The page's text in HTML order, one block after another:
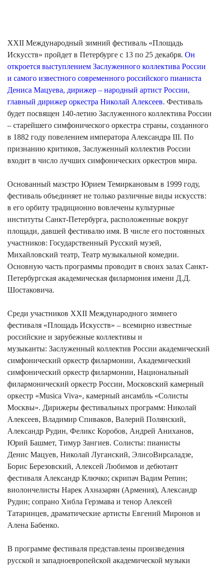
XXII Международный зимний фестиваль «Площадь
Искусств» пройдет в Петербурге с 13 по 25 декабря. Он
откроется выступлением Заслуженного коллектива России
и самого известного современного российского пианиста
Дениса Мацуева, дирижер – народный артист России,
главный дирижер оркестра Николай Алексеев. Фестиваль
будет посвящен 140-летию Заслуженного коллектива России
– старейшего симфонического оркестра страны, созданного
в 1882 году повелением императора Александра III. По
признанию критиков, Заслуженный коллектив России
входит в число лучших симфонических оркестров мира.
Основанный маэстро Юрием Темиркановым в 1999 году,
фестиваль объединяет не только различные виды искусств:
в его орбиту традиционно вовлечены культурные
институты Санкт-Петербурга, расположенные вокруг
площади, давшей фестивалю имя. В числе его постоянных
участников: Государственный Русский музей,
Михайловский театр, Театр музыкальной комедии.
Основную часть программы проводит в своих залах Санкт-
Петербургская академическая филармония имени Д.Д.
Шостаковича.
Среди участников XXII Международного зимнего
фестиваля «Площадь Искусств» – всемирно известные
российские и зарубежные коллективы и
музыканты: Заслуженный коллектив России академический
симфонический оркестр филармонии, Академический
симфонический оркестр филармонии, Национальный
филармонический оркестр России, Московский камерный
оркестр «Musica Viva», камерный ансамбль «Солисты
Москвы». Дирижеры фестивальных программ: Николай
Алексеев, Владимир Спиваков, Валерий Полянский,
Александр Рудин, Феликс Коробов, Андрей Аниханов,
Юрий Башмет, Тимур Зангиев. Солисты: пианисты
Денис Мацуев, Николай Луганский, ЭлисоВирсаладзе,
Борис Березовский, Алексей Любимов и дебютант
фестиваля Александр Ключко; скрипач Вадим Репин;
виолончелисты Нарек Ахназарян (Армения), Александр
Рудин; сопрано Хибла Герзмава и тенор Алексей
Татаринцев, драматические артисты Евгений Миронов и
Алена Бабенко.
В программе фестиваля представлены произведения
русской и западноевропейской академической музыки